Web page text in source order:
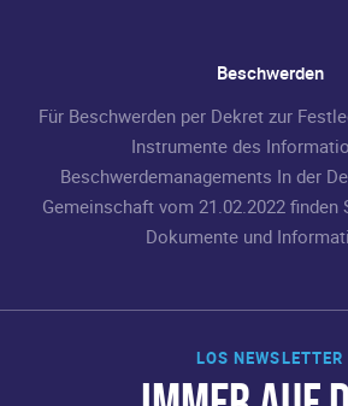
LOS NEWSLETTER
Beschwerden
Für Beschwerden per Dekret zur
Instrumente des
Beschwerdemanagements In der
Gemeinschaft vom 21.02.2022 finden
Dokumente und